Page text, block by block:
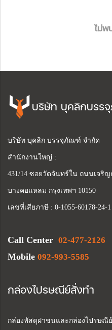
ไม่พ
บริษัท บุคลิกบรร
บริษัท บุคลิก บรรจุภัณฑ์ จำกัด
สำนักงานใหญ่ :
431/14 ซอยวัดจันทร์ใน ถนนเจริ
บางคอแหลม กรุงเทพฯ 10150
เลขที่เสียภาษี : 0-1055-60178-24-1
Call Center 02-477-2126
Mobile 092-993-5585
กล่องไปรษณีย์สั่งทำ
กล่องพัสดุฝาชนและกล่องไปรษณีย์